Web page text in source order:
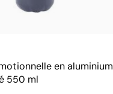
en aluminium
550 ml